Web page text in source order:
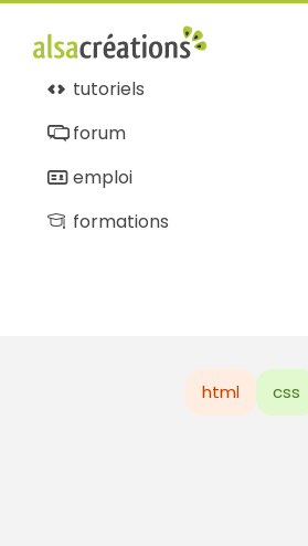
tutoriels
forum
emploi
formations
html css